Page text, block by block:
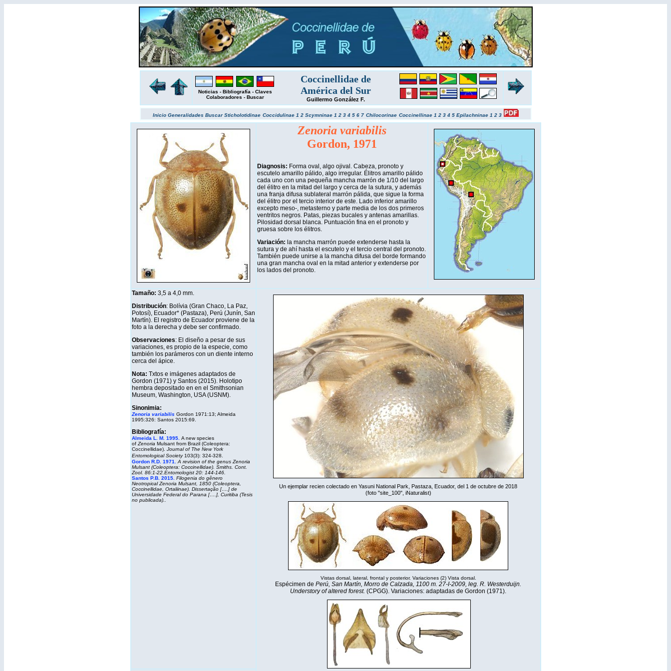
Noticias - Bibliografía - Claves
Colaboradores - Buscar
Coccinellidae de
América del Sur
Guillermo González F.
Inicio Generalidades BuscarSticholotidinae Coccidulinae 1 2 Scymninae 1 2 3 4 5 6 7 Chilocorinae Coccinellinae 1 2 3 4 5 Epilachninae 1 2 3
Zenoria variabilis
Gordon, 1971
Diagnosis: Forma oval, algo ojival. Cabeza, pronoto y
escutelo amarillo pálido, algo irregular. Élitros amarillo pálido
cada uno con una pequeña mancha marrón de 1/10 del largo
del élitro en la mitad del largo y cerca de la sutura, y además
una franja difusa sublateral marrón pálida, que sigue la forma
del élitro por el tercio interior de este. Lado inferior amarillo
excepto meso-, metasterno y parte media de los dos primeros
ventritos negros. Patas, piezas bucales y antenas amarillas.
Pilosidad dorsal blanca. Puntuación fina en el pronoto y
gruesa sobre los élitros.
Variación: la mancha marrón puede extenderse hasta la
sutura y de ahí hasta el escutelo y el tercio central del pronoto.
También puede unirse a la mancha difusa del borde formando
una gran mancha oval en la mitad anterior y extenderse por
los lados del pronoto.
Tamaño: 3,5 a 4,0 mm.
Distribución: Bolívia (Gran Chaco, La Paz,
Potosí), Ecuador* (Pastaza), Perú (Junín, San
Martín). El registro de Ecuador proviene de la
foto a la derecha y debe ser confirmado.
Observaciones: El diseño a pesar de sus
variaciones, es propio de la especie, como
también los parámeros con un diente interno
cerca del ápice.
Nota: Txtos e imágenes adaptados de
Gordon (1971) y Santos (2015). Holotipo
hembra depositado en en el Smithsonian
Museum, Washington, USA (USNM).
Sinonimia:
Zenoria variabilis Gordon 1971:13; Almeida
1995:326: Santos 2015:69.
Bibliografía:
Almeida L. M. 1995. A new species
of Zenoria Mulsant from Brazil (Coleoptera:
Coccinellidae). Journal of The New York
Entomological Society103(3): 324-328.
Gordon R.D. 1971.
A revision of the genus Zenoria
Mulsant (Coleoptera: Coccinellidae). Smiths. Cont.
Zool. 86:1-22.Entomologist 20: 144-146.
Santos P.B. 2015. Filogenia do gênero
Neotropical Zenoria Mulsant, 1850 (Coleoptera,
Coccinellidae, Ortaliinae). Dissertação [….] de
Universidade Federal do Parana [….], Curitiba (Tesis
no publicada).
Un ejemplar recien colectado en Yasuni National Park, Pastaza, Ecuador, del 1 de octubre de 2018
(foto "site_100", iNaturalist)
Vistas dorsal, lateral, frontal y posterior. Variaciones (2) Vista dorsal.
Espécimen de Perú, San Martín, Morro de Calzada, 1100 m. 27-I-2009, leg. R. Westerduijn.
Understory of altered forest. (CPGG). Variaciones: adaptadas de Gordon (1971).